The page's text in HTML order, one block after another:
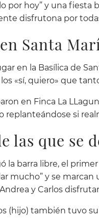
por hoy” y una
disfrutona por
Santa
en la Basílica de
«sí, quiero» que
en Finca La
replanteándose si
las que se
la barra libre, el
mucho” y se
Andrea y Carlos
(hijo) también tuvo